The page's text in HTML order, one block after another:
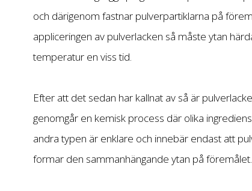
och därigenom fastnar pulverpartiklarna på
appliceringen av pulverlacken så måste ytan
temperatur en viss tid.
Efter att det sedan har kallnat av så är
genomgår en kemisk process där olika
andra typen är enklare och innebär endast att
formar den sammanhängande ytan på föremålet.